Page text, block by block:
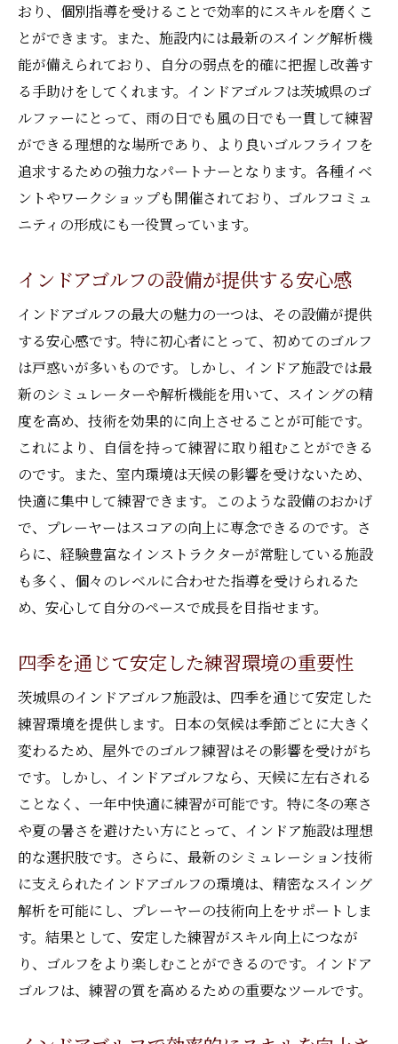
スイング解析技術の概要と利点
自分のスイングを客観視する方法
解析結果を基にしたトレーニング
スイングチェックで効率的に技術を磨く
茨城県の解析機能付き施設の紹介
解析技術を活用したフィードバックの活用
法
インドアゴルフで始める新たなゴルフライフ
初心者におすすめのインドアゴルフプラン
新しいゴルフコミュニティの形成
インドアゴルフから得られる心身の健康効
果
インドアゴルフでの初めての一歩を踏み出
すには
茨城県でのゴルフライフを充実させるポイ
ント
茨城県でのインドアゴルフが技術向上にどれほ
ど役立つか
技術向上を実感するためのインドアゴルフ
活用法
事例
茨城県の施設が提供する技術向上のサポー
ト
ゴルフ技術の向上に役立つ特別プログラム
インドアゴルフがもたらす成長の実例
技術向上を加速させるための施設の選び方
インドアゴルフで実現する効率的なスキルアッ
プの秘訣
効率的な練習方法のポイント
シミュレーション技術を活用したスキルア
ップ術
効果的な練習プランニングの方法
茨城県で効率的なスキルアップを実現する
おり、個別指導を受けることで効率的にスキルを磨くこ
とができます。また、施設内には最新のスイング解析機
能が備えられており、自分の弱点を的確に把握し改善す
る手助けをしてくれます。インドアゴルフは茨城県のゴ
ルファーにとって、雨の日でも風の日でも一貫して練習
ができる理想的な場所であり、より良いゴルフライフを
追求するための強力なパートナーとなります。各種イベ
ントやワークショップも開催されており、ゴルフコミュ
ニティの形成にも一役買っています。
インドアゴルフの設備が提供する安心感
インドアゴルフの最大の魅力の一つは、その設備が提供
する安心感です。特に初心者にとって、初めてのゴルフ
は戸惑いが多いものです。しかし、インドア施設では最
新のシミュレーターや解析機能を用いて、スイングの精
度を高め、技術を効果的に向上させることが可能です。
これにより、自信を持って練習に取り組むことができる
のです。また、室内環境は天候の影響を受けないため、
快適に集中して練習できます。このような設備のおかげ
で、プレーヤーはスコアの向上に専念できるのです。さ
らに、経験豊富なインストラクターが常駐している施設
も多く、個々のレベルに合わせた指導を受けられるた
め、安心して自分のペースで成長を目指せます。
四季を通じて安定した練習環境の重要性
茨城県のインドアゴルフ施設は、四季を通じて安定した
練習環境を提供します。日本の気候は季節ごとに大きく
変わるため、屋外でのゴルフ練習はその影響を受けがち
です。しかし、インドアゴルフなら、天候に左右される
ことなく、一年中快適に練習が可能です。特に冬の寒さ
や夏の暑さを避けたい方にとって、インドア施設は理想
的な選択肢です。さらに、最新のシミュレーション技術
に支えられたインドアゴルフの環境は、精密なスイング
解析を可能にし、プレーヤーの技術向上をサポートしま
す。結果として、安定した練習がスキル向上につなが
り、ゴルフをより楽しむことができるのです。インドア
ゴルフは、練習の質を高めるための重要なツールです。